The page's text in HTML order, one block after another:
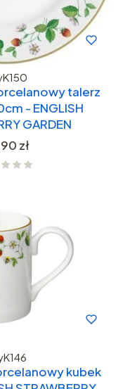
talerz
- ENGLISH
GARDEN
zł
kubek